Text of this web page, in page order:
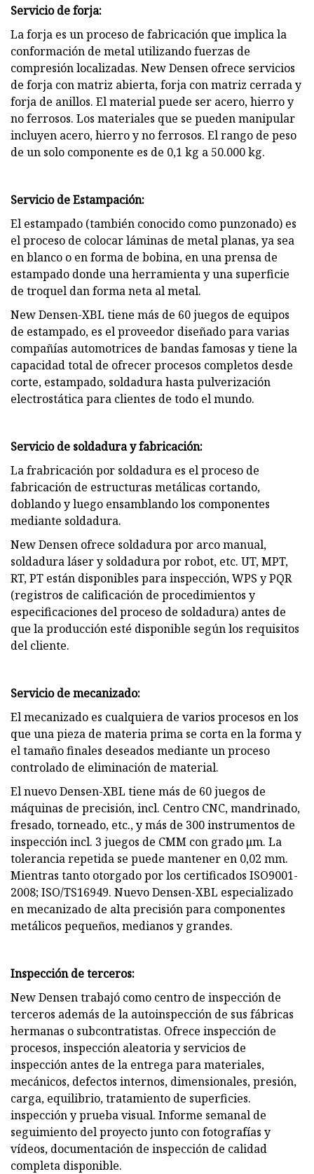
Servicio de forja:
La forja es un proceso de fabricación que implica la
conformación de metal utilizando fuerzas de
compresión localizadas. New Densen ofrece servicios
de forja con matriz abierta, forja con matriz cerrada y
forja de anillos. El material puede ser acero, hierro y
no ferrosos. Los materiales que se pueden manipular
incluyen acero, hierro y no ferrosos. El rango de peso
de un solo componente es de 0,1 kg a 50.000 kg.
Servicio de Estampación:
El estampado (también conocido como punzonado) es
el proceso de colocar láminas de metal planas, ya sea
en blanco o en forma de bobina, en una prensa de
estampado donde una herramienta y una superficie
de troquel dan forma neta al metal.
New Densen-XBL tiene más de 60 juegos de equipos
de estampado, es el proveedor diseñado para varias
compañías automotrices de bandas famosas y tiene la
capacidad total de ofrecer procesos completos desde
corte, estampado, soldadura hasta pulverización
electrostática para clientes de todo el mundo.
Servicio de soldadura y fabricación:
La frabricación por soldadura es el proceso de
fabricación de estructuras metálicas cortando,
doblando y luego ensamblando los componentes
mediante soldadura.
New Densen ofrece soldadura por arco manual,
soldadura láser y soldadura por robot, etc. UT, MPT,
RT, PT están disponibles para inspección, WPS y PQR
(registros de calificación de procedimientos y
especificaciones del proceso de soldadura) antes de
que la producción esté disponible según los requisitos
del cliente.
Servicio de mecanizado:
El mecanizado es cualquiera de varios procesos en los
que una pieza de materia prima se corta en la forma y
el tamaño finales deseados mediante un proceso
controlado de eliminación de material.
El nuevo Densen-XBL tiene más de 60 juegos de
máquinas de precisión, incl. Centro CNC, mandrinado,
fresado, torneado, etc., y más de 300 instrumentos de
inspección incl. 3 juegos de CMM con grado μm. La
tolerancia repetida se puede mantener en 0,02 mm.
Mientras tanto otorgado por los certificados ISO9001-
2008; ISO/TS16949. Nuevo Densen-XBL especializado
en mecanizado de alta precisión para componentes
metálicos pequeños, medianos y grandes.
Inspección de terceros:
New Densen trabajó como centro de inspección de
terceros además de la autoinspección de sus fábricas
hermanas o subcontratistas. Ofrece inspección de
procesos, inspección aleatoria y servicios de
inspección antes de la entrega para materiales,
mecánicos, defectos internos, dimensionales, presión,
carga, equilibrio, tratamiento de superficies.
inspección y prueba visual. Informe semanal de
seguimiento del proyecto junto con fotografías y
vídeos, documentación de inspección de calidad
completa disponible.